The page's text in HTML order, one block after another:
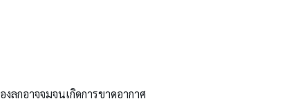
ลูกอาจจมจนเกิดการขาดอากาศ